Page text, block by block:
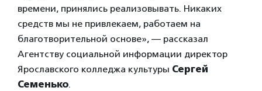
времени, принялись реализовывать. Никаких
средств мы не привлекаем, работаем на
благотворительной основе», — рассказал
Агентству социальной информации директор
Ярославского колледжа культуры Сергей
Семенько.